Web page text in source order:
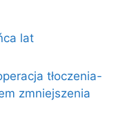
lat
tłoczenia-
zmniejszenia